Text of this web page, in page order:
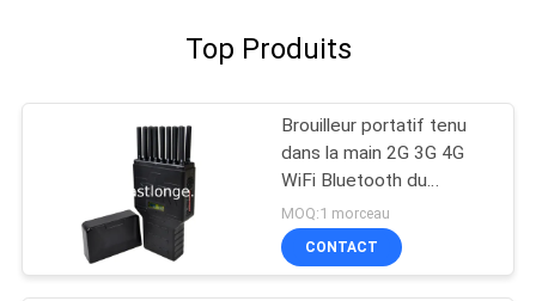
Top Produits
Brouilleur portatif tenu
dans la main 2G 3G 4G
WiFi Bluetooth du
téléphone portable
1600MHZ
MOQ:1 morceau
CONTACT